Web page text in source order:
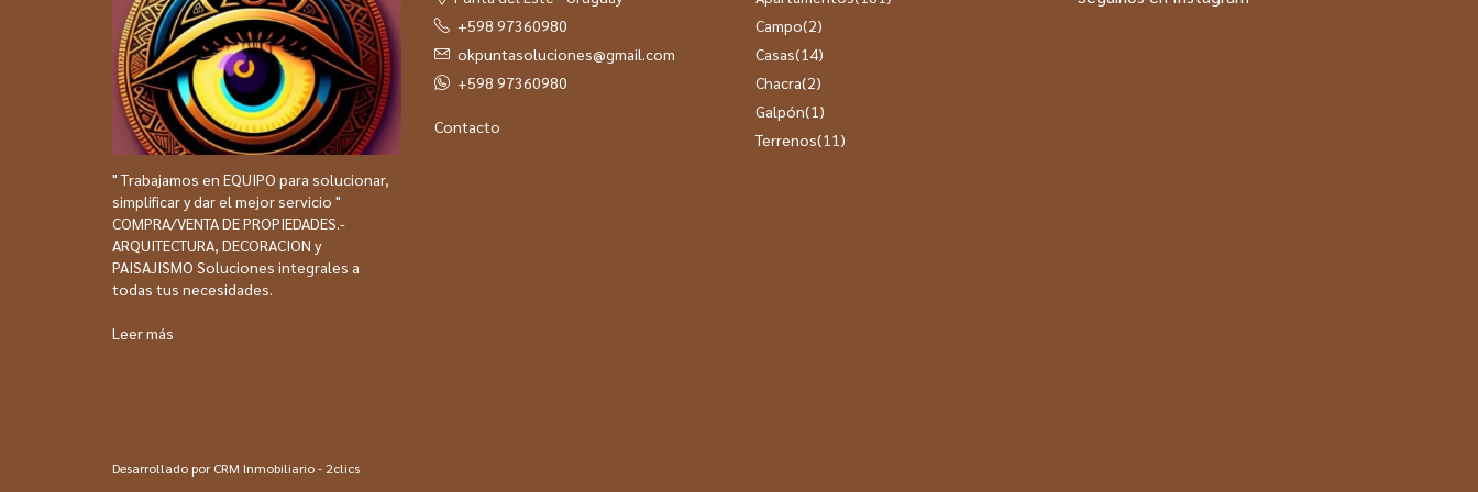
" Trabajamos en EQUIPO para solucionar,
simplificar y dar el mejor servicio "
COMPRA/VENTA DE PROPIEDADES.-
ARQUITECTURA, DECORACION y
PAISAJISMO Soluciones integrales a
todas tus necesidades.
Leer más
+598 97360980
okpuntasoluciones@gmail.com
+598 97360980
Contacto
Campo(2)
Casas(14)
Chacra(2)
Galpón(1)
Terrenos(11)
Desarrollado porCRM Inmobiliario - 2clics